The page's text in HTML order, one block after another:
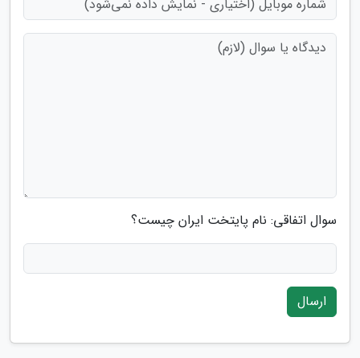
سوال اتفاقی: نام پایتخت ایران چیست؟
ارسال